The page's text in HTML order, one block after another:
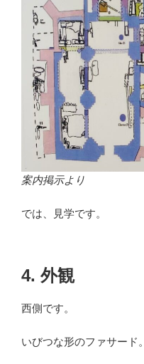
案内掲示より
では、見学です。
4. 外観
西側です。
いびつな形のファサード。